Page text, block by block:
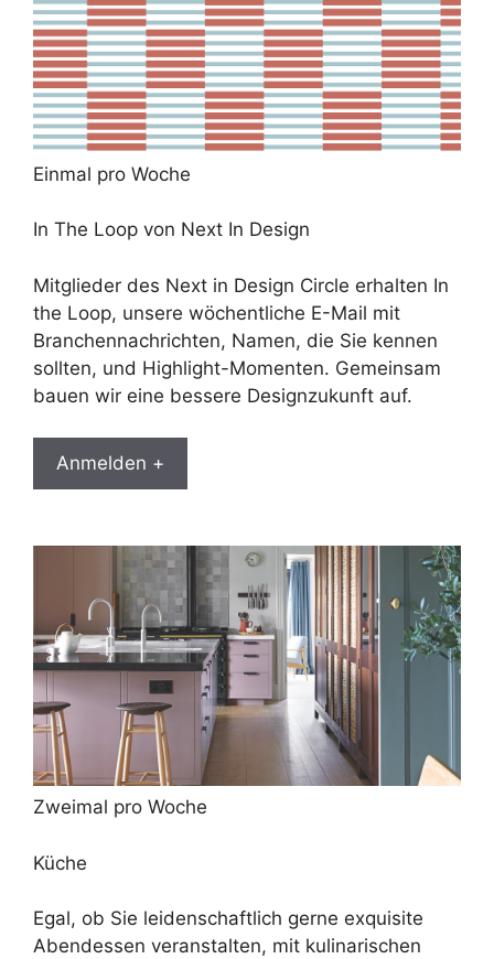
Einmal pro Woche
In The Loop von Next In Design
Mitglieder des Next in Design Circle erhalten In
the Loop, unsere wöchentliche E-Mail mit
Branchennachrichten, Namen, die Sie kennen
sollten, und Highlight-Momenten. Gemeinsam
bauen wir eine bessere Designzukunft auf.
Anmelden +
Zweimal pro Woche
Küche
Egal, ob Sie leidenschaftlich gerne exquisite
Abendessen veranstalten, mit kulinarischen